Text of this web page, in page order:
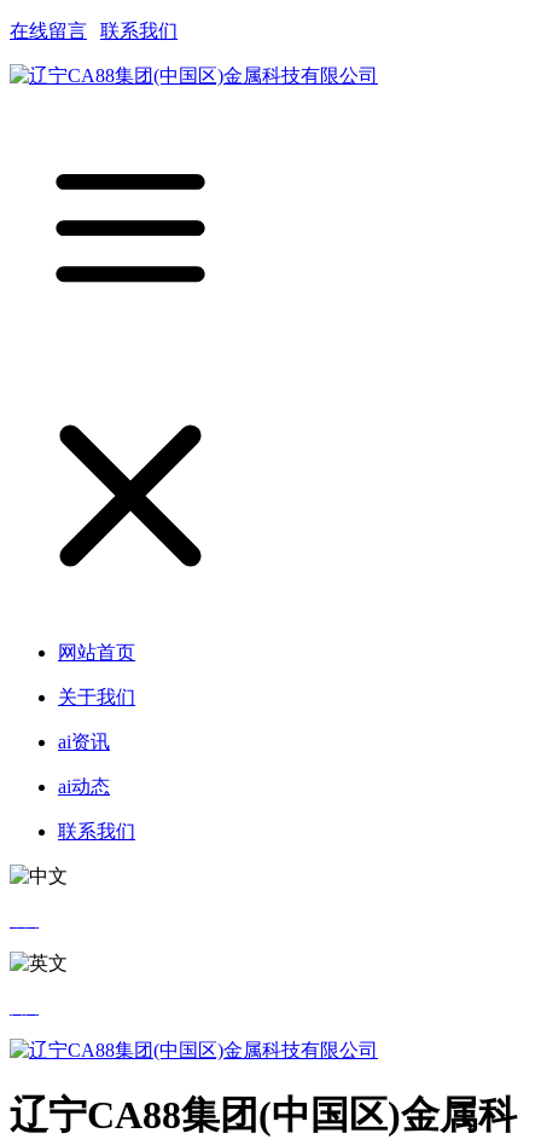
在线留言 联系我们
网站首页
关于我们
ai资讯
ai动态
联系我们
辽宁CA88集团(中国区)金属科